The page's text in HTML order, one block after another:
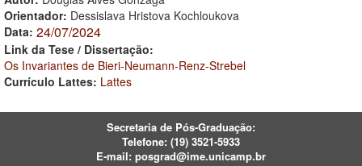
Orientador: Dessislava Hristova Kochloukova
Data: 24/07/2024
Link da Tese / Dissertação:
Os Invariantes de Bieri-Neumann-Renz-Strebel
Currículo Lattes: Lattes
Secretaria de Pós-Graduação:
Telefone: (19) 3521-5933
E-mail: posgrad@ime.unicamp.br